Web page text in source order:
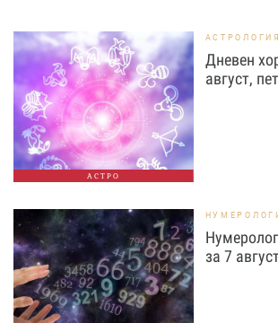
АСТРО
АСТРОЛОГИЯ
Дневен
август,
за 7